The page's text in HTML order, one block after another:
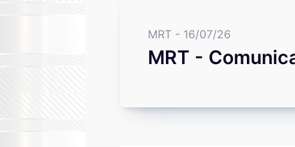
MRT - 16/07/26
MRT -